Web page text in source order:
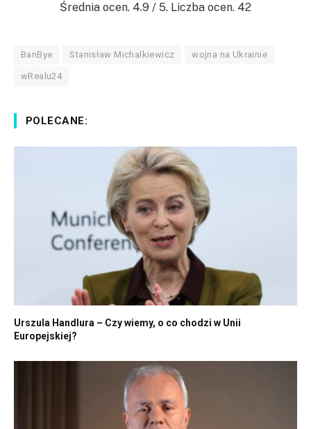
Średnia ocen. 4.9 / 5. Liczba ocen. 42
BanBye Stanisław Michalkiewicz wojna na Ukrainie
wRealu24
POLECANE:
Urszula Handlura – Czy wiemy, o co chodzi w Unii
Europejskiej?